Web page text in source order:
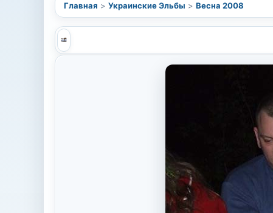
Главная > Украинские Эльбы > Весна 2008